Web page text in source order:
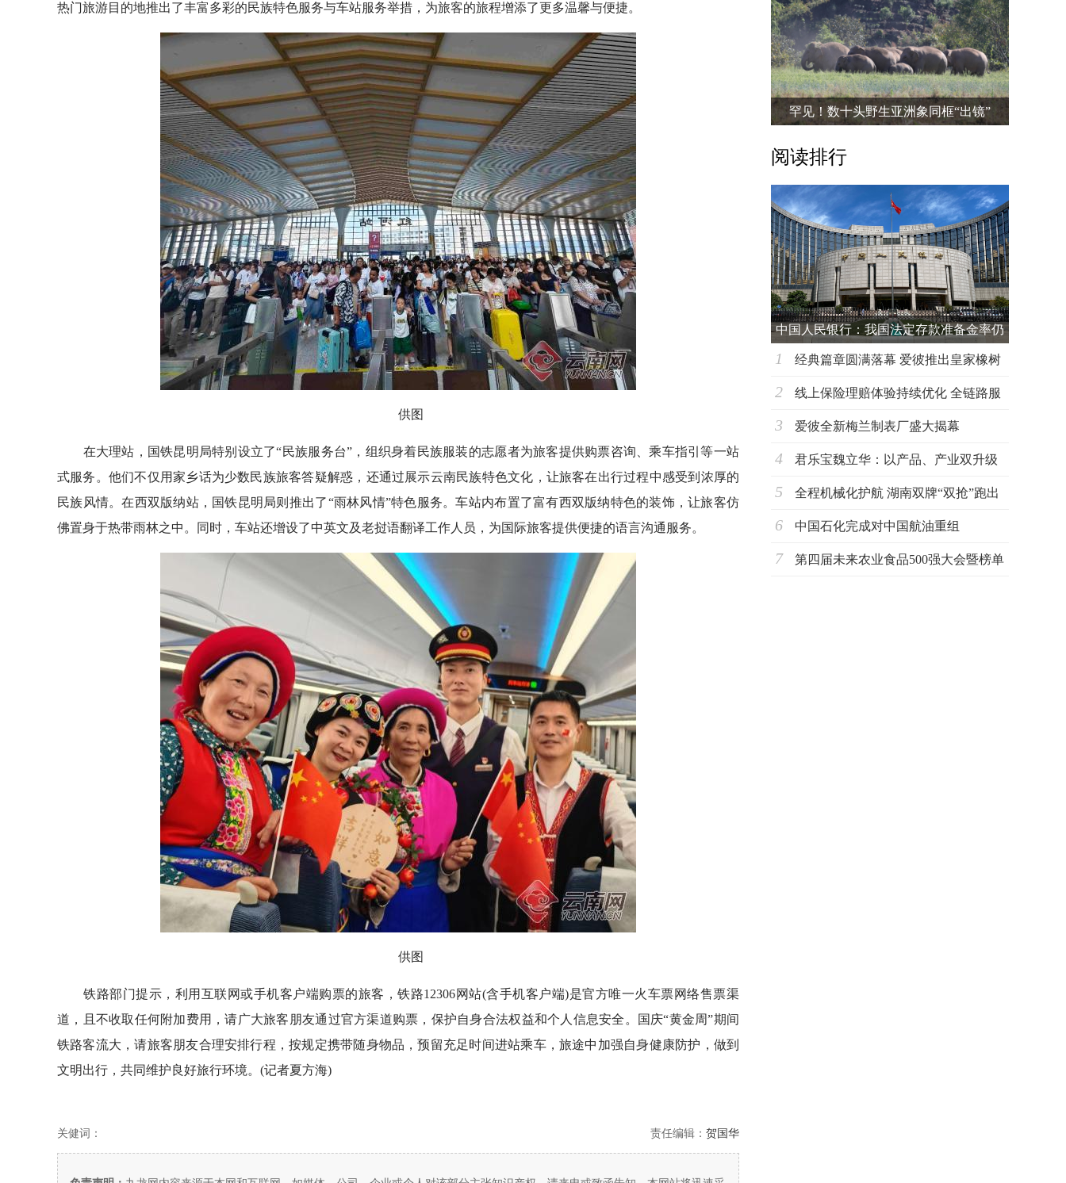
热门旅游目的地推出了丰富多彩的民族特色服务与车站服务举措，为旅客的旅程增添了更多温馨与便捷。
供图
在大理站，国铁昆明局特别设立了“民族服务台”，组织身着民族服装的志愿者为旅客提供购票咨询、乘车指引等一站
式服务。他们不仅用家乡话为少数民族旅客答疑解惑，还通过展示云南民族特色文化，让旅客在出行过程中感受到浓厚的
民族风情。在西双版纳站，国铁昆明局则推出了“雨林风情”特色服务。车站内布置了富有西双版纳特色的装饰，让旅客仿
佛置身于热带雨林之中。同时，车站还增设了中英文及老挝语翻译工作人员，为国际旅客提供便捷的语言沟通服务。
供图
铁路部门提示，利用互联网或手机客户端购票的旅客，铁路12306网站(含手机客户端)是官方唯一火车票网络售票渠
道，且不收取任何附加费用，请广大旅客朋友通过官方渠道购票，保护自身合法权益和个人信息安全。国庆“黄金周”期间
铁路客流大，请旅客朋友合理安排行程，按规定携带随身物品，预留充足时间进站乘车，旅途中加强自身健康防护，做到
文明出行，共同维护良好旅行环境。(记者夏方海)
关健词： 责任编辑： 贺国华
罕见！数十头野生亚洲象同框“出镜”
阅读排行
中国人民银行：我国法定存款准备金率仍
有下
1 经典篇章圆满落幕 爱彼推出皇家橡树
超薄万年
2 线上保险理赔体验持续优化 全链路服
务能力成
3 爱彼全新梅兰制表厂盛大揭幕
4 君乐宝魏立华：以产品、产业双升级
驱动奶业
5 全程机械化护航 湖南双牌“双抢”跑出
丰收加
6 中国石化完成对中国航油重组
7 第四届未来农业食品500强大会暨榜单